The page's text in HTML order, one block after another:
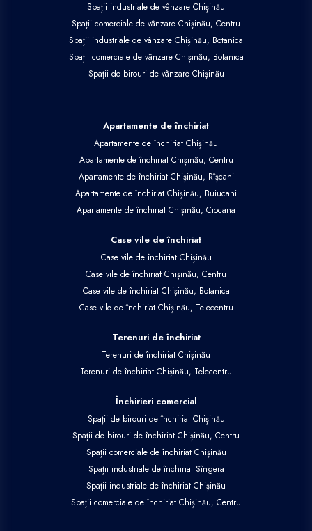
Spații industriale de vânzare Chișinău
Spații comerciale de vânzare Chișinău, Centru
Spații industriale de vânzare Chișinău, Botanica
Spații comerciale de vânzare Chișinău, Botanica
Spații de birouri de vânzare Chișinău
Apartamente de închiriat
Apartamente de închiriat Chișinău
Apartamente de închiriat Chișinău, Centru
Apartamente de închiriat Chișinău, Rîșcani
Apartamente de închiriat Chișinău, Buiucani
Apartamente de închiriat Chișinău, Ciocana
Case vile de închiriat
Case vile de închiriat Chișinău
Case vile de închiriat Chișinău, Centru
Case vile de închiriat Chișinău, Botanica
Case vile de închiriat Chișinău, Telecentru
Terenuri de închiriat
Terenuri de închiriat Chișinău
Terenuri de închiriat Chișinău, Telecentru
Închirieri comercial
Spații de birouri de închiriat Chișinău
Spații de birouri de închiriat Chișinău, Centru
Spații comerciale de închiriat Chișinău
Spații industriale de închiriat Sîngera
Spații industriale de închiriat Chișinău
Spații comerciale de închiriat Chișinău, Centru